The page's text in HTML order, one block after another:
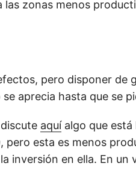
zonas menos
pero disponer de
aprecia hasta que se
aquíalgo que está
, pero esta es menos
inversión en ella. En un